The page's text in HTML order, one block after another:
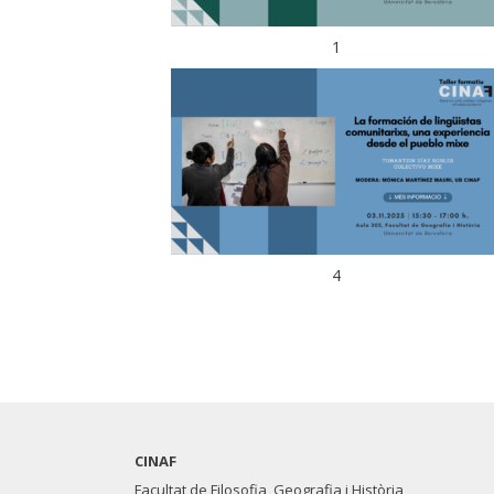
1
4
CINAF
Facultat de Filosofia, Geografia i Història